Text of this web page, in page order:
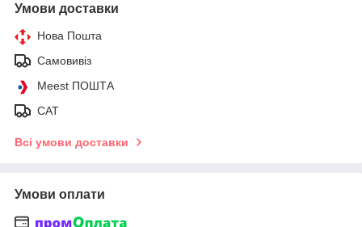
Умови доставки
Нова Пошта
Самовивіз
Meest ПОШТА
САТ
Всі умови доставки
Умови оплати